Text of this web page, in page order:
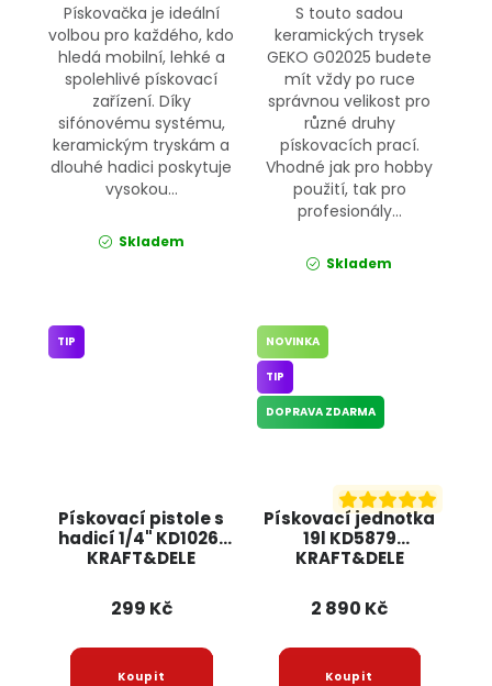
Pískovačka je ideální
volbou pro každého, kdo
hledá mobilní, lehké a
spolehlivé pískovací
zařízení. Díky
sifónovému systému,
keramickým tryskám a
dlouhé hadici poskytuje
vysokou...
Skladem
S touto sadou
keramických trysek
GEKO G02025 budete
mít vždy po ruce
správnou velikost pro
různé druhy
pískovacích prací.
Vhodné jak pro hobby
použití, tak pro
profesionály...
Skladem
Pískovací pistole s
hadicí 1/4" KD10261
KRAFT&DELE
TIP
299 Kč
Pískovací jednotka
19l KD5879
KRAFT&DELE
NOVINKA
TIP
DOPRAVA ZDARMA
2 890 Kč